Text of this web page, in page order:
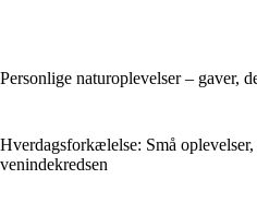
Personlige naturoplevelser – gaver,
Hverdagsforkælelse: Små
venindekredsen